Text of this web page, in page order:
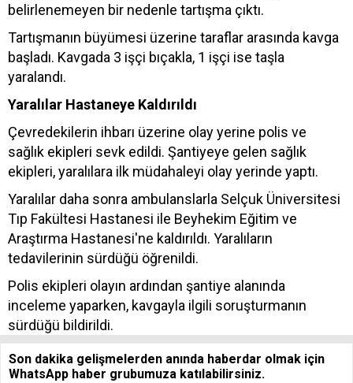
belirlenemeyen bir nedenle tartışma çıktı.
Tartışmanın büyümesi üzerine taraflar arasında kavga
başladı. Kavgada 3 işçi bıçakla, 1 işçi ise taşla
yaralandı.
Yaralılar Hastaneye Kaldırıldı
Çevredekilerin ihbarı üzerine olay yerine polis ve
sağlık ekipleri sevk edildi. Şantiyeye gelen sağlık
ekipleri, yaralılara ilk müdahaleyi olay yerinde yaptı.
Yaralılar daha sonra ambulanslarla Selçuk Üniversitesi
Tıp Fakültesi Hastanesi ile Beyhekim Eğitim ve
Araştırma Hastanesi'ne kaldırıldı. Yaralıların
tedavilerinin sürdüğü öğrenildi.
Polis ekipleri olayın ardından şantiye alanında
inceleme yaparken, kavgayla ilgili soruşturmanın
sürdüğü bildirildi.
Son dakika gelişmelerden anında haberdar olmak için
WhatsApp haber grubumuza katılabilirsiniz.